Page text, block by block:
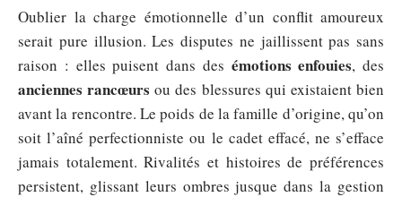
Oublier la charge émotionnelle d’un conflit amoureux
serait pure illusion. Les disputes ne jaillissent pas sans
raison : elles puisent dans des émotions enfouies, des
anciennes rancœurs ou des blessures qui existaient bien
avant la rencontre. Le poids de la famille d’origine, qu’on
soit l’aîné perfectionniste ou le cadet effacé, ne s’efface
jamais totalement. Rivalités et histoires de préférences
persistent, glissant leurs ombres jusque dans la gestion